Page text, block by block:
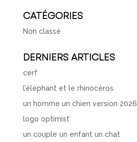
CATÉGORIES
Non classé
DERNIERS ARTICLES
cerf
l’éléphant et le rhinocéros
un homme un chien version 2026
logo optimist’
un couple un enfant un chat